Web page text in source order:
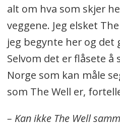
alt om hva som skjer
veggene. Jeg elsket
jeg begynte her og
Selvom det er flåsete
Norge som kan måle
som The Well er,
– Kan ikke The Well